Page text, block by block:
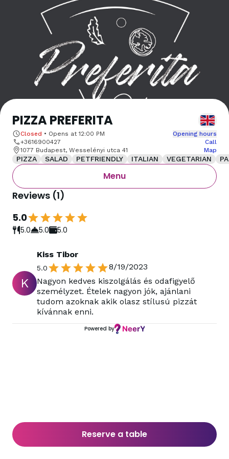
PIZZA PREFERITA
Closed • Opens at 12:00 PM
Opening hours
+3616900427
Call
1077 Budapest, Wesselényi utca 41
Map
PIZZA SALAD PETFRIENDLY ITALIAN VEGETARIAN
Menu
Reviews (1)
5.0
5.0 5.0 5.0
K
Kiss Tibor
5.0
8/19/2023
Nagyon kedves kiszolgálás és odafigyelő
személyzet. Ételek nagyon jók, ajánlani
tudom azoknak akik olasz stílusú pizzát
kívánnak enni.
Powered by
Reserve a table